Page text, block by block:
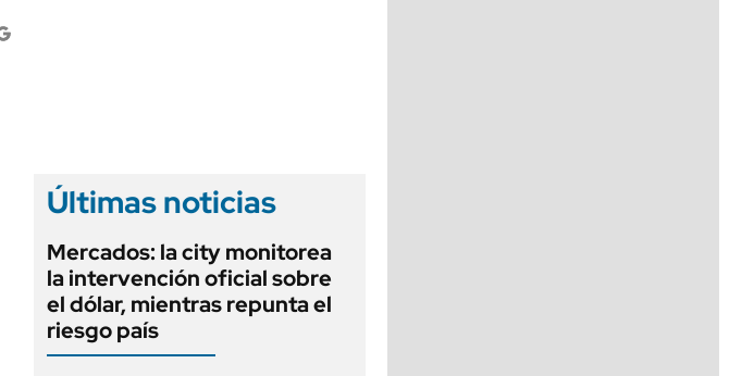
Últimas noticias
Mercados: la city monitorea
la intervención oficial sobre
el dólar, mientras repunta el
riesgo país